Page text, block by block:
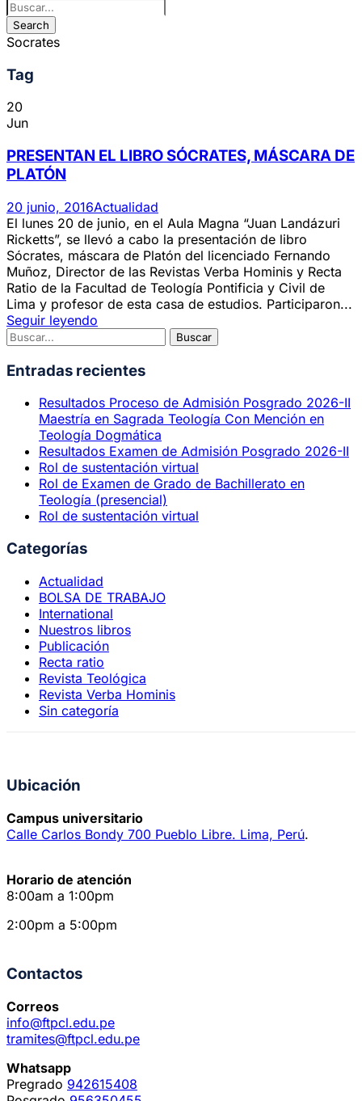
Socrates
Tag
20
Jun
PRESENTAN EL LIBRO SÓCRATES, MÁSCARA DE
PLATÓN
20 junio, 2016Actualidad
El lunes 20 de junio, en el Aula Magna “Juan Landázuri
Ricketts”, se llevó a cabo la presentación de libro
Sócrates, máscara de Platón del licenciado Fernando
Muñoz, Director de las Revistas Verba Hominis y Recta
Ratio de la Facultad de Teología Pontificia y Civil de
Lima y profesor de esta casa de estudios. Participaron...
Seguir leyendo
Entradas recientes
Resultados Proceso de Admisión Posgrado 2026-II
Maestría en Sagrada Teología Con Mención en
Teología Dogmática
Resultados Examen de Admisión Posgrado 2026-II
Rol de sustentación virtual
Rol de Examen de Grado de Bachillerato en
Teología (presencial)
Rol de sustentación virtual
Categorías
Actualidad
BOLSA DE TRABAJO
International
Nuestros libros
Publicación
Recta ratio
Revista Teológica
Revista Verba Hominis
Sin categoría
Ubicación
Campus universitario
Calle Carlos Bondy 700 Pueblo Libre. Lima, Perú.
Horario de atención
8:00am a 1:00pm
2:00pm a 5:00pm
Contactos
Correos
info@ftpcl.edu.pe
tramites@ftpcl.edu.pe
Whatsapp
Pregrado 942615408